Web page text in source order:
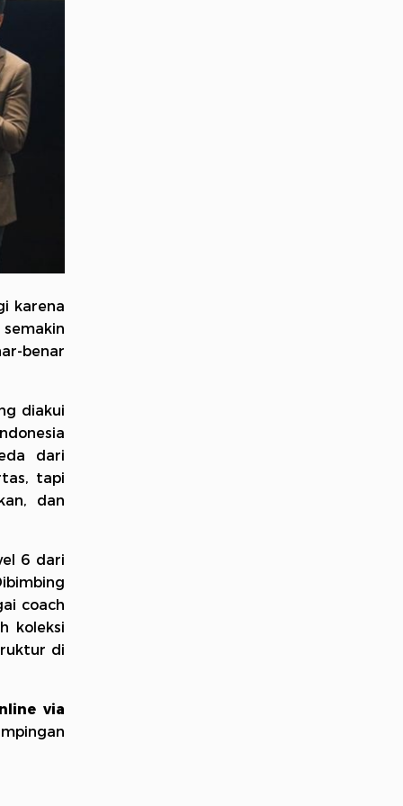
karena
benar
diakui
dari
tapi
dan
6 dari
coach
koleksi
di
via